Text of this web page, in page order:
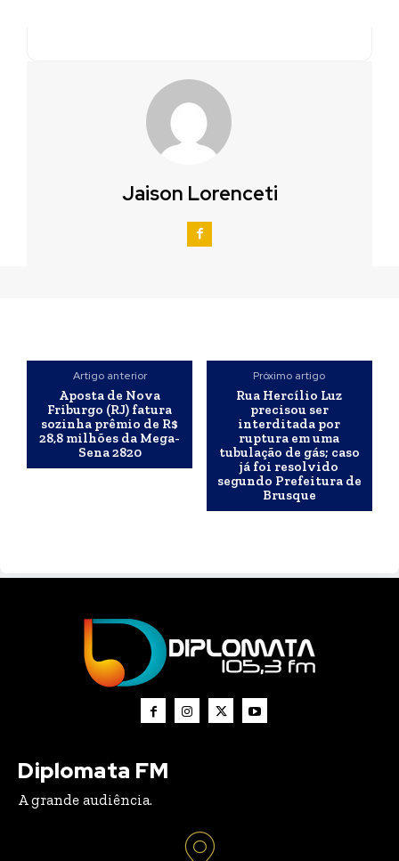
Jaison Lorenceti
Artigo anterior
Aposta de Nova
Friburgo (RJ) fatura
sozinha prêmio de R$
28,8 milhões da Mega-
Sena 2820
Próximo artigo
Rua Hercílio Luz
precisou ser
interditada por
ruptura em uma
tubulação de gás; caso
já foi resolvido
segundo Prefeitura de
Brusque
Diplomata FM
A grande audiência.